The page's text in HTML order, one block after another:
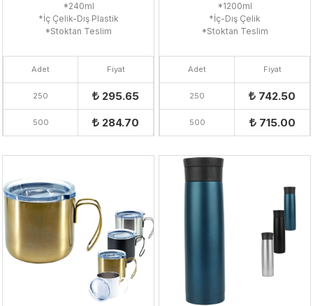
*240ml
*İç Çelik-Dış Plastik
*Stoktan Teslim
Adet Fiyat
250 295.65
500 284.70
*1200ml
*İç-Dış Çelik
*Stoktan Teslim
Adet Fiyat
250 742.50
500 715.00